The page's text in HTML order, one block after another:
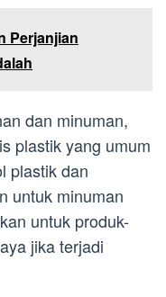
Perjanjian
dan minuman,
plastik yang umum
plastik dan
untuk minuman
untuk produk-
jika terjadi